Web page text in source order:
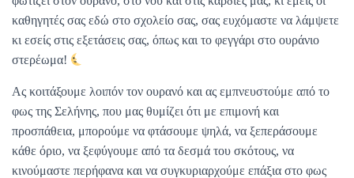
καθηγητές σας εδώ στο σχολείο σας, σας ευχόμαστε να λάμψετε
κι εσείς στις εξετάσεις σας, όπως και το φεγγάρι στο ουράνιο
στερέωμα!
Ας κοιτάξουμε λοιπόν τον ουρανό και ας εμπνευστούμε από το
φως της Σελήνης, που μας θυμίζει ότι με επιμονή και
προσπάθεια, μπορούμε να φτάσουμε ψηλά, να ξεπεράσουμε
κάθε όριο, να ξεφύγουμε από τα δεσμά του σκότους, να
κινούμαστε περήφανα και να συγκυριαρχούμε επάξια στο φως